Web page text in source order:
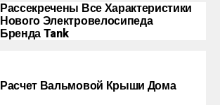
Рассекречены Все Характеристики
Нового Электровелосипеда
Бренда Tank
Расчет Вальмовой Крыши Дома